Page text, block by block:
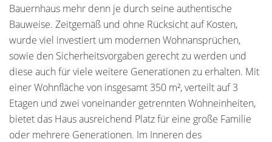
Bauernhaus mehr denn je durch seine authentische
Bauweise. Zeitgemäß und ohne Rücksicht auf Kosten,
wurde viel investiert um modernen Wohnansprüchen,
sowie den Sicherheitsvorgaben gerecht zu werden und
diese auch für viele weitere Generationen zu erhalten. Mit
einer Wohnfläche von insgesamt 350 m², verteilt auf 3
Etagen und zwei voneinander getrennten Wohneinheiten,
bietet das Haus ausreichend Platz für eine große Familie
oder mehrere Generationen. Im Inneren des